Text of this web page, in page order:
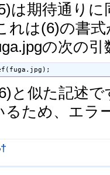
は期待通り
れは(6)の書
の次の
と似た記述
るため、エラ
†